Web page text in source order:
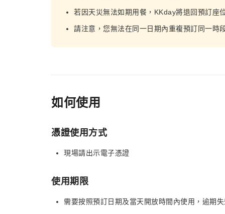
若因天災無法如期用餐，KKday將退回預訂座
請注意，您無法在同一日期內重複預訂同一時
如何使用
憑證使用方式
現場請出示電子憑證
使用期限
需要按照預訂日期及當天開放時間內使用，逾期